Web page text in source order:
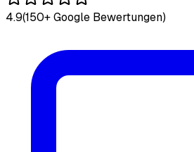
4.9(150+ Google Bewertungen)